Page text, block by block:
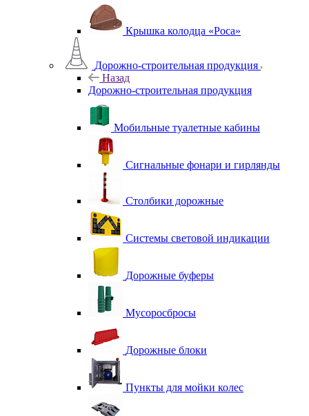
Крышка колодца «Роса»
Дорожно-строительная продукция
Назад
Дорожно-строительная продукция
Мобильные туалетные кабины
Сигнальные фонари и гирлянды
Столбики дорожные
Системы световой индикации
Дорожные буферы
Мусоросбросы
Дорожные блоки
Пункты для мойки колес